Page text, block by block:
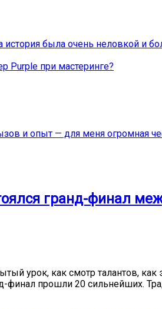
была очень неловкой и
Purple при мастеринге?
и опыт — для меня огромная
гранд-финал
урок, как смотр талантов, как
финал прошли 20 сильнейших.